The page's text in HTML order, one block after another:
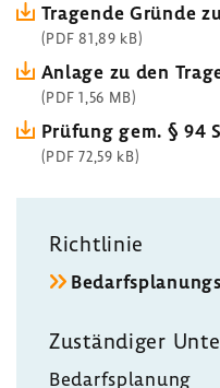
Tragende Gründe
(PDF 81,89 kB)
Anlage zu den
(PDF 1,56 MB)
Prüfung gem. § 94
(PDF 72,59 kB)
Richt­linie
Zustän­diger
Bedarfs­pla­nung